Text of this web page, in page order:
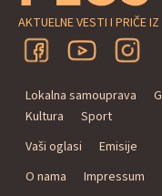
AKTUELNE VESTI I PRIČE
Lokalna samouprava
Kultura
Sport
Vaši oglasi
Emisije
O nama
Impressum